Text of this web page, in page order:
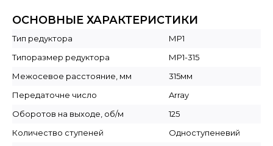
ОСНОВНЫЕ ХАРАКТЕРИСТИКИ
Тип редуктора
МР1
Типоразмер редуктора
МР1-315
Межосевое расстояние, мм
315мм
Передаточне число
Array
Оборотов на выходе, об/м
125
Количество ступеней
Одноступеневий